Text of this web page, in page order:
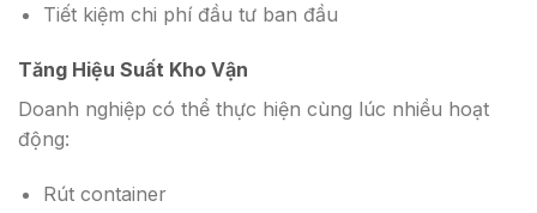
Tiết kiệm chi phí đầu tư ban đầu
Tăng Hiệu Suất Kho Vận
Doanh nghiệp có thể thực hiện cùng lúc nhiều hoạt
động:
Rút container